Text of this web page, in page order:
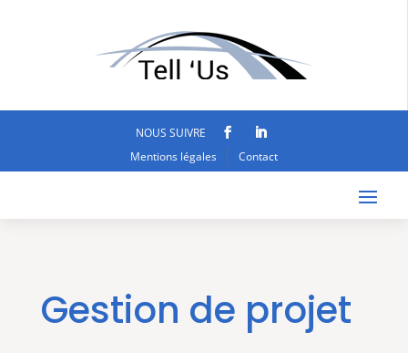
NOUS SUIVRE
Mentions légales
Contact
Gestion de projet